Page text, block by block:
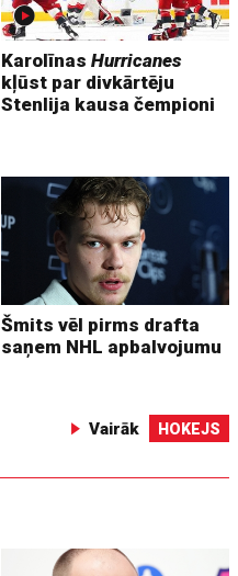
KarolīnasHurricanes
kļūst par divkārtēju
Stenlija kausa čempioni
Šmits vēl pirms drafta
saņem NHL apbalvojumu
Vairāk HOKEJS